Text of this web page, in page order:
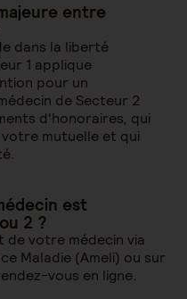
entre
dans la liberté
1 applique
pour un
de Secteur 2
d'honoraires, qui
mutuelle et qui
est
2 ?
votre médecin via
Maladie (Ameli) ou sur
vous en ligne.